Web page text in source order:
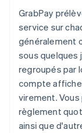
GrabPay
service sur
généralement
sous quelques
regroupés par
compte
virement.
règlement
ainsi que